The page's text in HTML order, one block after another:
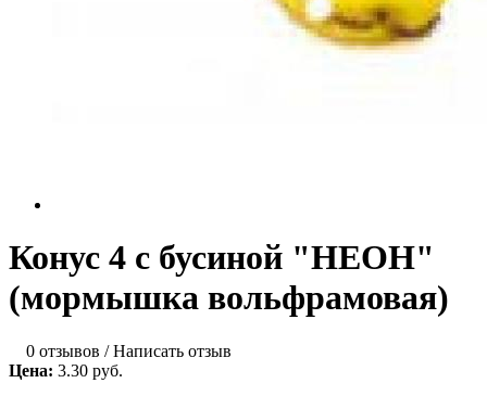
Конус 4 с бусиной "НЕОН"
(мормышка вольфрамовая)
0 отзывов /Написать отзыв
Цена: 3.30 руб.